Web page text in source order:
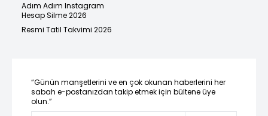
Adım Adım Instagram
Hesap Silme 2026
Resmi Tatil Takvimi 2026
“Günün manşetlerini ve en çok okunan haberlerini her
sabah e-postanızdan takip etmek için bültene üye
olun.”